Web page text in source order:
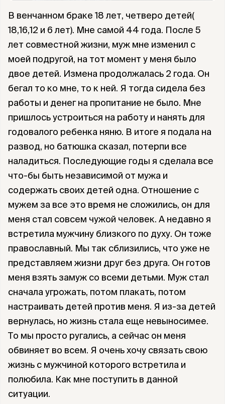
В венчанном браке 18 лет, четверо детей(
18,16,12 и 6 лет). Мне самой 44 года. После 5
лет совместной жизни, муж мне изменил с
моей подругой, на тот момент у меня было
двое детей. Измена продолжалась 2 года. Он
бегал то ко мне, то к ней. Я тогда сидела без
работы и денег на пропитание не было. Мне
пришлось устроиться на работу и нанять для
годовалого ребенка няню. В итоге я подала на
развод, но батюшка сказал, потерпи все
наладиться. Последующие годы я сделала все
что-бы быть независимой от мужа и
содержать своих детей одна. Отношение с
мужем за все это время не сложились, он для
меня стал совсем чужой человек. А недавно я
встретила мужчину близкого по духу. Он тоже
православный. Мы так сблизились, что уже не
представляем жизни друг без друга. Он готов
меня взять замуж со всеми детьми. Муж стал
сначала угрожать, потом плакать, потом
настраивать детей против меня. Я из-за детей
вернулась, но жизнь стала еще невыносимее.
То мы просто ругались, а сейчас он меня
обвиняет во всем. Я очень хочу связать свою
жизнь с мужчиной которого встретила и
полюбила. Как мне поступить в данной
ситуации.